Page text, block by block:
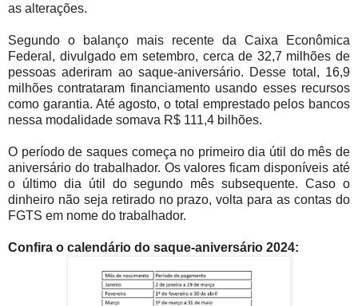
as alterações.
Segundo o balanço mais recente da Caixa Econômica
Federal, divulgado em setembro, cerca de 32,7 milhões de
pessoas aderiram ao saque-aniversário. Desse total, 16,9
milhões contrataram financiamento usando esses recursos
como garantia. Até agosto, o total emprestado pelos bancos
nessa modalidade somava R$ 111,4 bilhões.
O período de saques começa no primeiro dia útil do mês de
aniversário do trabalhador. Os valores ficam disponíveis até
o último dia útil do segundo mês subsequente. Caso o
dinheiro não seja retirado no prazo, volta para as contas do
FGTS em nome do trabalhador.
Confira o calendário do saque-aniversário 2024: